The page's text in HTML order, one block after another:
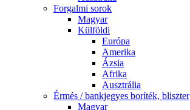
Forgalmi sorok
Magyar
Külföldi
Európa
Amerika
Ázsia
Afrika
Ausztrália
Érmés / bankjegyes boríték, bliszter
Magyar